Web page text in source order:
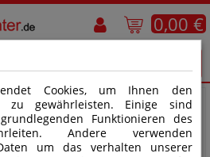
Cookies, um Ihnen den
zu gewährleisten. Einige sind
Funktionieren des
Andere verwenden
um das verhalten unserer
0,00 €